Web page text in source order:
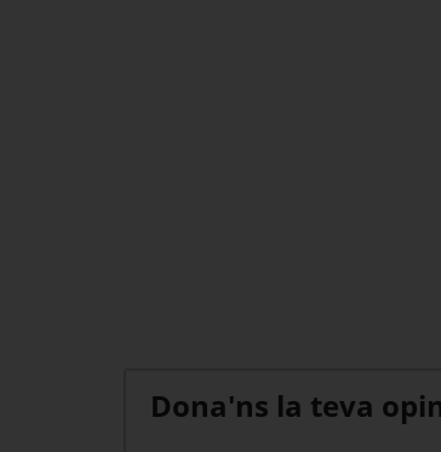
Dona'ns la teva